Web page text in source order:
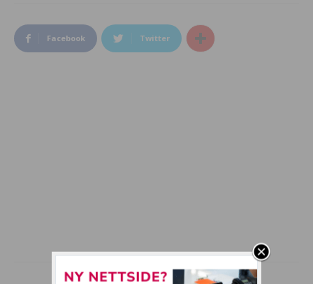
Facebook Twitter